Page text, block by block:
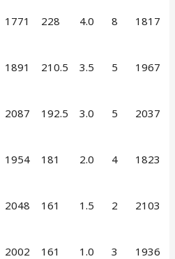
1771 228 4.0 8 1817
1891 210.5 3.5 5 1967
2087 192.5 3.0 5 2037
1954 181 2.0 4 1823
2048 161 1.5 2 2103
2002 161 1.0 3 1936